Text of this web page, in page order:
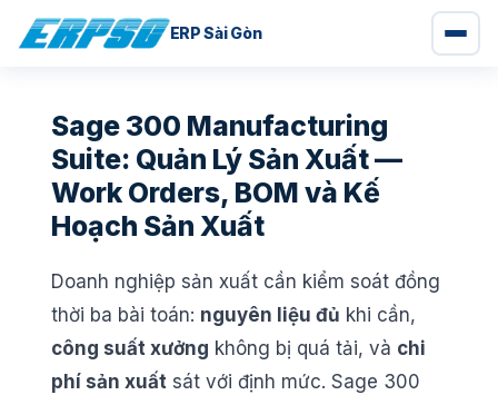
ERP Sài Gòn
Sage 300 Manufacturing
Suite: Quản Lý Sản Xuất —
Work Orders, BOM và Kế
Hoạch Sản Xuất
Doanh nghiệp sản xuất cần kiểm soát đồng
thời ba bài toán: nguyên liệu đủ khi cần,
công suất xưởng không bị quá tải, và chi
phí sản xuất sát với định mức. Sage 300